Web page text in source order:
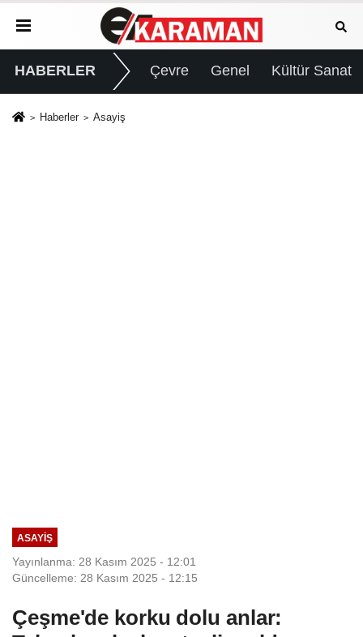
HABERLER Çevre Genel Kültür Sanat
Haberler Asayiş
ASAYIŞ
Yayınlanma: 28 Kasım 2025 - 12:01
Güncelleme: 28 Kasım 2025 - 12:15
Çeşme'de korku dolu anlar: